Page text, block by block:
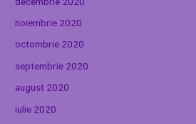
noiembrie 2020
octombrie 2020
septembrie 2020
august 2020
iulie 2020